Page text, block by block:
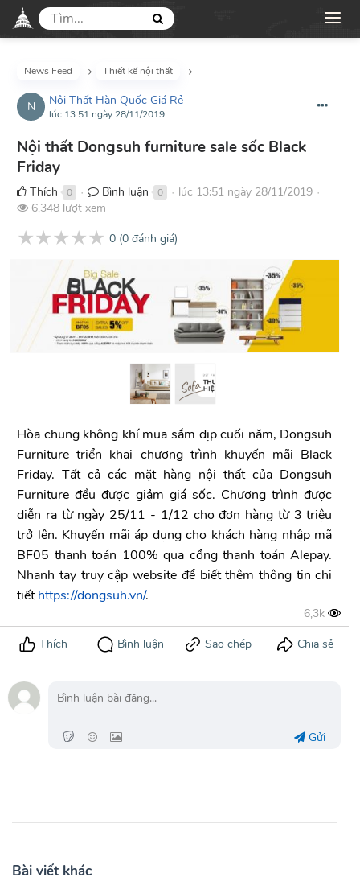
News Feed Thiết kế nội thất
N Nội Thất Hàn Quốc Giá Rẻ
lúc 13:51 ngày 28/11/2019
Nội thất Dongsuh furniture sale sốc Black
Friday
Thích 0 ● Bình luận 0 ● lúc 13:51 ngày 28/11/2019 ●
6,348 lượt xem
★★★★★ 0 (0 đánh giá)
Hòa chung không khí mua sắm dịp cuối năm, Dongsuh
Furniture triển khai chương trình khuyến mãi Black
Friday. Tất cả các mặt hàng nội thất của Dongsuh
Furniture đều được giảm giá sốc. Chương trình được
diễn ra từ ngày 25/11 - 1/12 cho đơn hàng từ 3 triệu
trở lên. Khuyến mãi áp dụng cho khách hàng nhập mã
BF05 thanh toán 100% qua cổng thanh toán Alepay.
Nhanh tay truy cập website để biết thêm thông tin chi
tiếthttps://dongsuh.vn/.
Gửi
Bài viết khác